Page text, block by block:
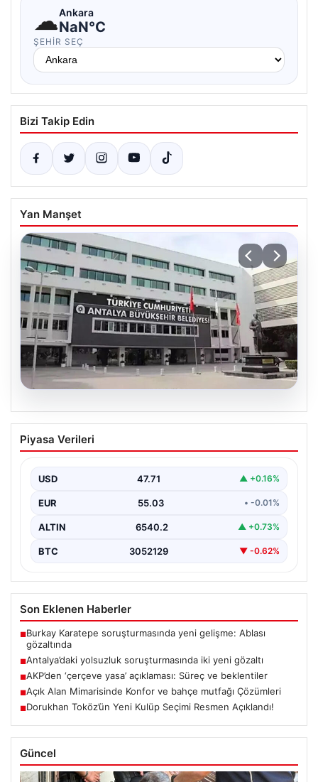
☁Ankara
NaN°C
ŞEHIR SEÇ
Bizi Takip Edin
Yan Manşet
Antalya’daki yolsuzluk soruşturmasında
iki yeni gözaltı
Piyasa Verileri
USD 47.71 ▲ +0.16%
EUR 55.03 • -0.01%
ALTIN 6540.2 ▲ +0.73%
BTC 3052129 ▼ -0.62%
Son Eklenen Haberler
■Burkay Karatepe soruşturmasında yeni gelişme: Ablası
gözaltında
■Antalya’daki yolsuzluk soruşturmasında iki yeni gözaltı
■AKP’den ‘çerçeve yasa’ açıklaması: Süreç ve beklentiler
■Açık Alan Mimarisinde Konfor ve bahçe mutfağı Çözümleri
■Dorukhan Toköz’ün Yeni Kulüp Seçimi Resmen Açıklandı!
Güncel